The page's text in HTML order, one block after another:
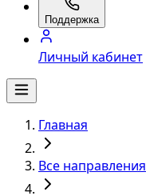
Поддержка
Личный кабинет
Главная
Все направления